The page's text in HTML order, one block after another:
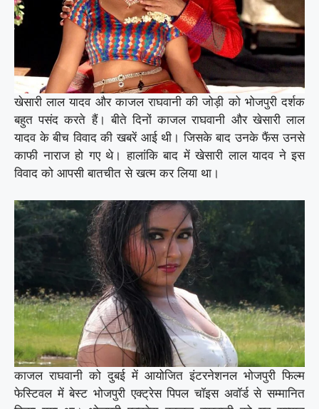
खेसारी लाल यादव और काजल राघवानी की जोड़ी को भोजपुरी दर्शक
बहुत पसंद करते हैं। बीते दिनों काजल राघवानी और खेसारी लाल
यादव के बीच विवाद की खबरें आई थी। जिसके बाद उनके फैंस उनसे
काफी नाराज हो गए थे। हालांकि बाद में खेसारी लाल यादव ने इस
विवाद को आपसी बातचीत से खत्म कर लिया था।
काजल राघवानी को दुबई में आयोजित इंटरनेशनल भोजपुरी फिल्म
फेस्टिवल में बेस्ट भोजपुरी एक्ट्रेस पिपल चॉइस अवॉर्ड से सम्मानित